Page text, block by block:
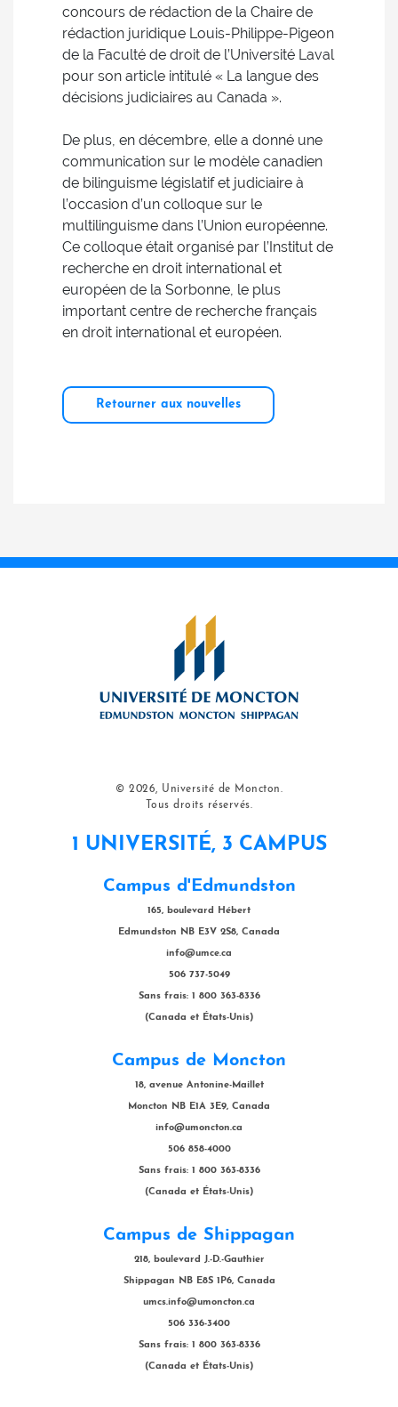
concours de rédaction de la Chaire de
rédaction juridique Louis-Philippe-Pigeon
de la Faculté de droit de l’Université Laval
pour son article intitulé « La langue des
décisions judiciaires au Canada ».
De plus, en décembre, elle a donné une
communication sur le modèle canadien
de bilinguisme législatif et judiciaire à
l’occasion d’un colloque sur le
multilinguisme dans l’Union européenne.
Ce colloque était organisé par l’Institut de
recherche en droit international et
européen de la Sorbonne, le plus
important centre de recherche français
en droit international et européen.
Retourner aux nouvelles
© 2026, Université de Moncton.
Tous droits réservés.
1 UNIVERSITÉ, 3 CAMPUS
Campus d'Edmundston
165, boulevard Hébert
Edmundston NB E3V 2S8, Canada
info@umce.ca
506 737-5049
Sans frais: 1 800 363-8336
(Canada et États-Unis)
Campus de Moncton
18, avenue Antonine-Maillet
Moncton NB E1A 3E9, Canada
info@umoncton.ca
506 858-4000
Sans frais: 1 800 363-8336
(Canada et États-Unis)
Campus de Shippagan
218, boulevard J.-D.-Gauthier
Shippagan NB E8S 1P6, Canada
umcs.info@umoncton.ca
506 336-3400
Sans frais: 1 800 363-8336
(Canada et États-Unis)